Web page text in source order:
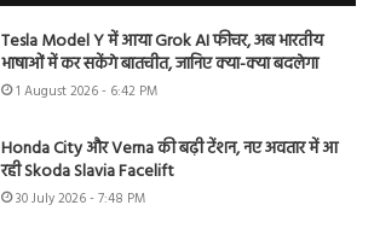
Tesla Model Y में आया Grok AI फीचर, अब भारतीय
भाषाओं में कर सकेंगे बातचीत, जानिए क्या-क्या बदलेगा
1 August 2026 - 6:42 PM
Honda City और Verna की बढ़ी टेंशन, नए अवतार में आ
रही Skoda Slavia Facelift
30 July 2026 - 7:48 PM